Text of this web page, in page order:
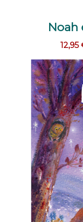
Noah
12,95